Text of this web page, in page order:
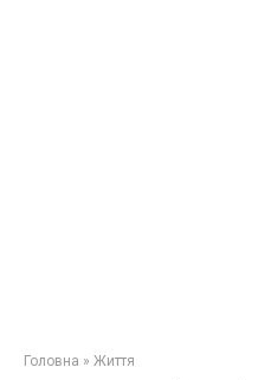
Головна » Життя